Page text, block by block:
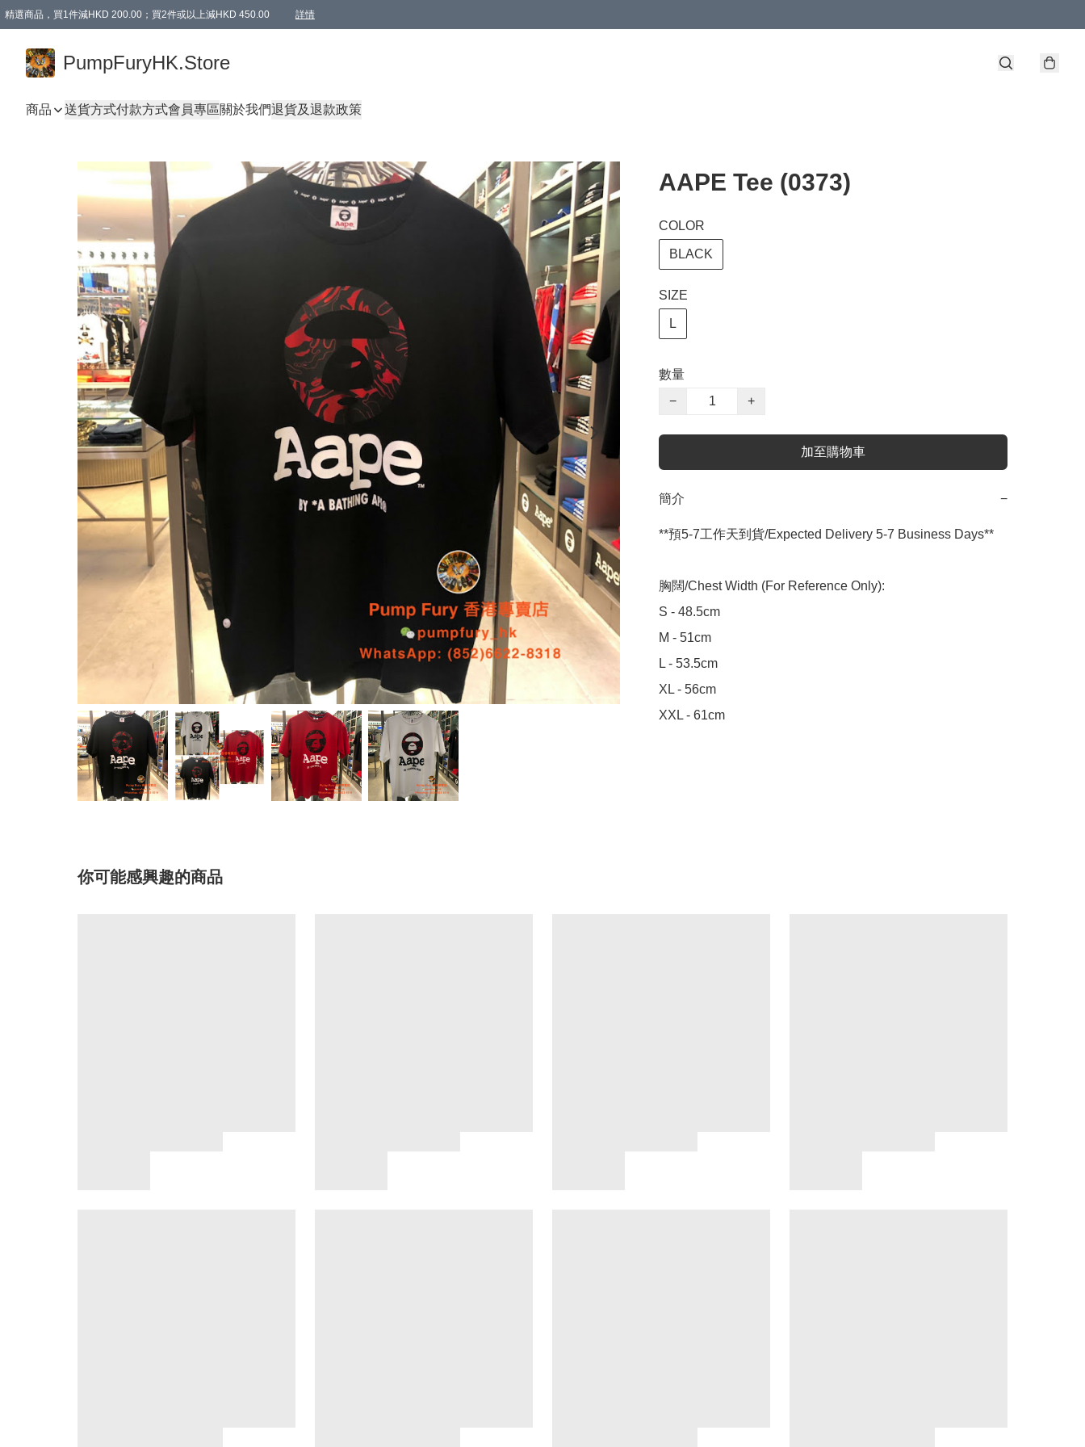
精選商品，買1件減HKD 200.00；買2件或以上減HKD 450.00 詳情
PumpFuryHK.Store
商品 送貨方式付款方式會員專區關於我們退貨及退款政策
AAPE Tee (0373)
COLOR
BLACK
SIZE
L
數量
−
+
加至購物車
簡介 −
**預5-7工作天到貨/Expected Delivery 5-7 Business Days**
胸闊/Chest Width (For Reference Only):
S - 48.5cm
M - 51cm
L - 53.5cm
XL - 56cm
XXL - 61cm
你可能感興趣的商品